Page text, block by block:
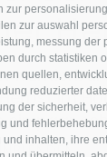
zur
zur auswahl
messung der
durch statistiken
quellen,
reduzierter
der sicherheit,
und
inhalten, ihre